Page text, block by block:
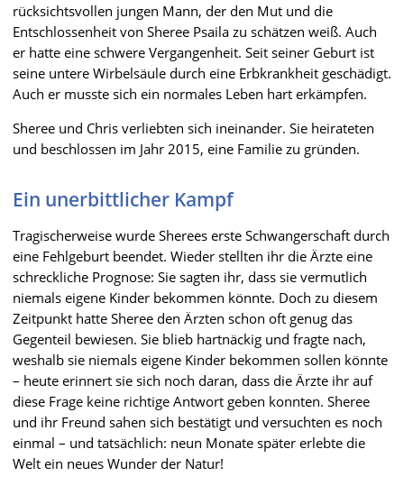
rücksichtsvollen jungen Mann, der den Mut und die
Entschlossenheit von Sheree Psaila zu schätzen weiß. Auch
er hatte eine schwere Vergangenheit. Seit seiner Geburt ist
seine untere Wirbelsäule durch eine Erbkrankheit geschädigt.
Auch er musste sich ein normales Leben hart erkämpfen.
Sheree und Chris verliebten sich ineinander. Sie heirateten
und beschlossen im Jahr 2015, eine Familie zu gründen.
Ein unerbittlicher Kampf
Tragischerweise wurde Sherees erste Schwangerschaft durch
eine Fehlgeburt beendet. Wieder stellten ihr die Ärzte eine
schreckliche Prognose: Sie sagten ihr, dass sie vermutlich
niemals eigene Kinder bekommen könnte. Doch zu diesem
Zeitpunkt hatte Sheree den Ärzten schon oft genug das
Gegenteil bewiesen. Sie blieb hartnäckig und fragte nach,
weshalb sie niemals eigene Kinder bekommen sollen könnte
– heute erinnert sie sich noch daran, dass die Ärzte ihr auf
diese Frage keine richtige Antwort geben konnten. Sheree
und ihr Freund sahen sich bestätigt und versuchten es noch
einmal – und tatsächlich: neun Monate später erlebte die
Welt ein neues Wunder der Natur!